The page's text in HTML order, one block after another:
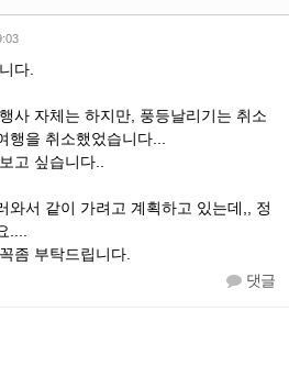
다.
사 자체는 하지만, 풍등날리기는 취소
행을 취소했었습니다...
고 싶습니다..
와서 같이 가려고 계획하고 있는데,, 정
좀 부탁드립니다.
댓글